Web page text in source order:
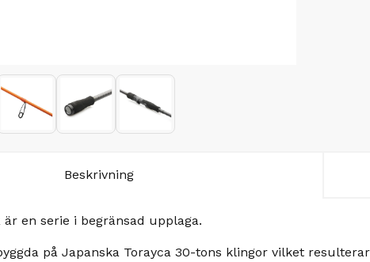
Beskrivning
är en serie i begränsad upplaga.
på Japanska Torayca 30-tons klingor vilket